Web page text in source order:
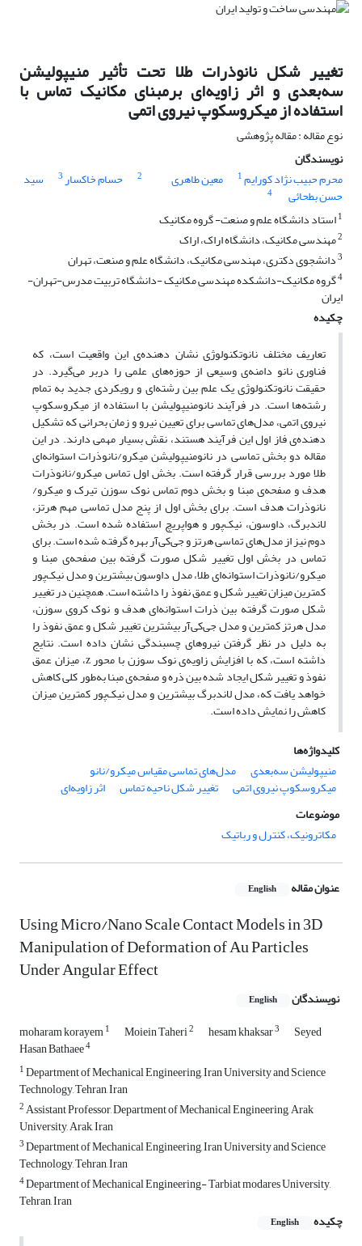
تغییر شکل نانوذرات طلا تحت تأثیر منیپولیشن
سه‌بعدی و اثر زاویه‌ای برمبنای مکانیک تماس با
استفاده از میکروسکوپ نیروی اتمی
نوع مقاله : مقاله پژوهشی
نویسندگان
محرم حبیب نژاد کورایم1 معین طاهری 2 حسام خاکسار3 سید
حسن بطحائی
4
1استاد دانشگاه علم و صنعت- گروه مکانیک
2مهندسی مکانیک، دانشگاه اراک، اراک
3دانشجوی دکتری، مهندسی مکانیک، دانشگاه علم و صنعت، تهران
4گروه مکانیک-دانشکده مهندسی مکانیک -دانشگاه تربیت مدرس-تهران-
ایران
چکیده
تعاریف مختلف نانوتکنولوژی نشان دهنده‌ی این واقعیت است، که
فناوری نانو دامنه‌ی وسیعی از حوزه‌های علمی را در‌بر می‌گیرد. در
حقیقت نانوتکنولوژی یک علم بین رشته‌ای و رویکردی جدید به تمام
رشته‌ها است. در فرآیند نانومنیپولیشن با استفاده از میکروسکوپ
نیروی اتمی، مدل‌های تماسی برای تعیین نیرو و زمان بحرانی که تشکیل
دهنده‌ی فاز اول این فرآیند هستند، نقش بسیار مهمی دارند. در این
مقاله دو بخش تماسی در نانومنیپولیشن میکرو/نانوذرات استوانه‌ای
طلا مورد بررسی قرار گرفته است. بخش اول تماس میکرو/نانوذرات
هدف و صفحه‌ی مبنا و بخش دوم تماس نوک سوزن تیرک و میکرو/
نانوذرات هدف است. برای بخش اول از پنج مدل تماسی مهم هرتز،
لاندبرگ، داوسون، نیک‌پور و هواپریچ استفاده شده است. در بخش
دوم نیز از مدل‌های تماسی هرتز و جی‌کی‌آر بهره گرفته شده ‌است. برای
تماس در بخش اول تغییر شکل صورت گرفته بین صفحه‌ی مبنا و
میکرو/نانوذرات استوانه‌ای طلا، مدل داوسون بیشترین و مدل نیک‌پور
کمترین میزان تغییر شکل و عمق نفوذ را داشته است. همچنین در تغییر
شکل صورت گرفته بین ذرات استوانه‌ای هدف و نوک کروی سوزن،
مدل هرتز کمترین و مدل جی‌کی‌آر بیشترین تغییر شکل و عمق نفوذ را
به دلیل در نظر گرفتن نیروهای چسبندگی نشان داده است. نتایج
داشته است، که با افزایش زاویه‌ی نوک سوزن با محور z، میزان عمق
نفوذ و تغییر شکل ایجاد شده بین ذره و صفحه‌ی مبنا به‌طور کلی کاهش
خواهد یافت که، مدل لاندبرگ بیشترین و مدل نیک‌پور کمترین میزان
کاهش را نمایش داده است.
کلیدواژه‌ها
منیپولیشن سه‌بعدی
مدل‌های تماسی مقیاس میکرو/نانو
میکروسکوپ نیروی اتمی تغییر شکل ناحیه تماس
اثر زاویه‌ای
موضوعات
مکاترونیک، کنترل و رباتیک
عنوان مقاله English
Using Micro/Nano Scale Contact Models in 3D
Manipulation of Deformation of Au Particles
Under Angular Effect
نویسندگان English
moharam korayem1 Moiein Taheri2 hesam khaksar3 Seyed
Hasan Bathaee4
1Department of Mechanical Engineering, Iran University and Science
Technology, Tehran, Iran
2Assistant Professor, Department of Mechanical Engineering, Arak
University, Arak, Iran
3Department of Mechanical Engineering, Iran University and Science
Technology, Tehran, Iran
4Department of Mechanical Engineering- Tarbiat modares University,
Tehran, Iran
چکیده
English